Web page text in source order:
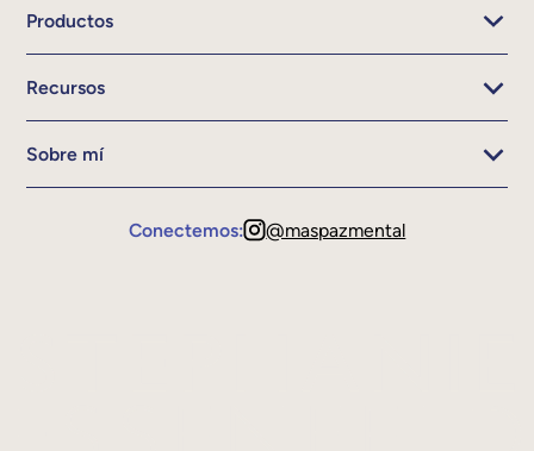
Productos
Recursos
Sobre mí
Conectemos: @maspazmental